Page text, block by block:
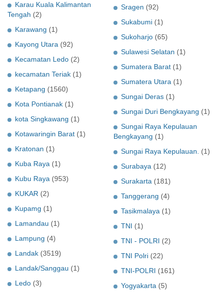
Karau Kuala Kalimantan
Tengah (2)
Karawang (1)
Kayong Utara (92)
Kecamatan Ledo (2)
kecamatan Teriak (1)
Ketapang (1560)
Kota Pontianak (1)
kota Singkawang (1)
Kotawaringin Barat (1)
Kratonan (1)
Kuba Raya (1)
Kubu Raya (953)
KUKAR (2)
Kupamg (1)
Lamandau (1)
Lampung (4)
Landak (3519)
Landak/Sanggau (1)
Ledo (3)
Sragen (92)
Sukabumi (1)
Sukoharjo (65)
Sulawesi Selatan (1)
Sumatera Barat (1)
Sumatera Utara (1)
Sungai Deras (1)
Sungai Duri Bengkayang (1)
Sungai Raya Kepulauan
Bengkayang (1)
Sungai Raya Kepulauan. (1)
Surabaya (12)
Surakarta (181)
Tanggerang (4)
Tasikmalaya (1)
TNI (1)
TNI - POLRI (2)
TNI Polri (22)
TNI-POLRI (161)
Yogyakarta (5)